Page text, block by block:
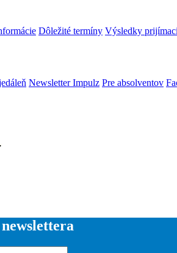
Dôležité termíny Výsledky
Newsletter Impulz Pre absolventov